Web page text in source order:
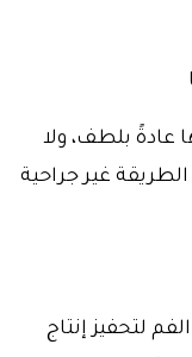
عادةً بلطف، ولا
غير جراحية
لتحفيز إنتاج